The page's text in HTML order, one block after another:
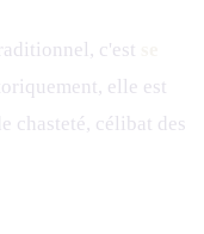
c'est
elle est
chasteté, célibat des